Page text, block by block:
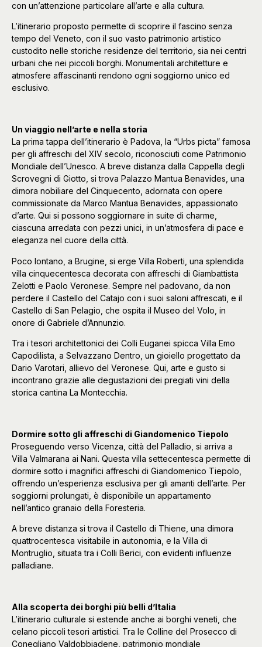
con un’attenzione particolare all’arte e alla cultura.
L’itinerario proposto permette di scoprire il fascino senza
tempo del Veneto, con il suo vasto patrimonio artistico
custodito nelle storiche residenze del territorio, sia nei centri
urbani che nei piccoli borghi. Monumentali architetture e
atmosfere affascinanti rendono ogni soggiorno unico ed
esclusivo.
Un viaggio nell’arte e nella storia
La prima tappa dell’itinerario è Padova, la “Urbs picta” famosa
per gli affreschi del XIV secolo, riconosciuti come Patrimonio
Mondiale dell’Unesco. A breve distanza dalla Cappella degli
Scrovegni di Giotto, si trova Palazzo Mantua Benavides, una
dimora nobiliare del Cinquecento, adornata con opere
commissionate da Marco Mantua Benavides, appassionato
d’arte. Qui si possono soggiornare in suite di charme,
ciascuna arredata con pezzi unici, in un’atmosfera di pace e
eleganza nel cuore della città.
Poco lontano, a Brugine, si erge Villa Roberti, una splendida
villa cinquecentesca decorata con affreschi di Giambattista
Zelotti e Paolo Veronese. Sempre nel padovano, da non
perdere il Castello del Catajo con i suoi saloni affrescati, e il
Castello di San Pelagio, che ospita il Museo del Volo, in
onore di Gabriele d’Annunzio.
Tra i tesori architettonici dei Colli Euganei spicca Villa Emo
Capodilista, a Selvazzano Dentro, un gioiello progettato da
Dario Varotari, allievo del Veronese. Qui, arte e gusto si
incontrano grazie alle degustazioni dei pregiati vini della
storica cantina La Montecchia.
Dormire sotto gli affreschi di Giandomenico Tiepolo
Proseguendo verso Vicenza, città del Palladio, si arriva a
Villa Valmarana ai Nani. Questa villa settecentesca permette di
dormire sotto i magnifici affreschi di Giandomenico Tiepolo,
offrendo un’esperienza esclusiva per gli amanti dell’arte. Per
soggiorni prolungati, è disponibile un appartamento
nell’antico granaio della Foresteria.
A breve distanza si trova il Castello di Thiene, una dimora
quattrocentesca visitabile in autonomia, e la Villa di
Montruglio, situata tra i Colli Berici, con evidenti influenze
palladiane.
Alla scoperta dei borghi più belli d’Italia
L’itinerario culturale si estende anche ai borghi veneti, che
celano piccoli tesori artistici. Tra le Colline del Prosecco di
Conegliano Valdobbiadene, patrimonio mondiale